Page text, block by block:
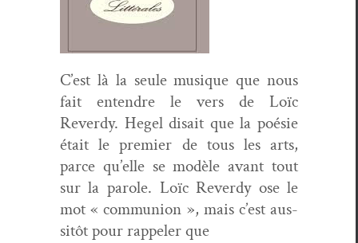
C’est là la seule musique que nous
fait enten­dre le vers de Loïc
Reverdy. Hegel dis­ait que la poésie
était le pre­mier de tous les arts,
parce qu’elle se mod­èle avant tout
sur la parole. Loïc Reverdy ose le
mot « com­mu­nion », mais c’est aus­
sitôt pour rap­pel­er que